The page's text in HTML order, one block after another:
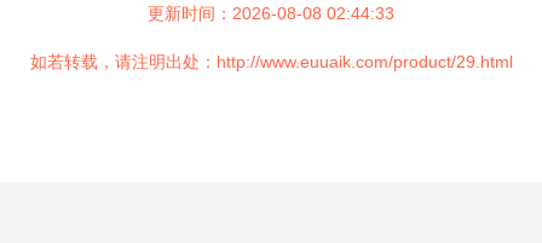
更新时间：2026-08-08 02:44:33
如若转载，请注明出处：http://www.euuaik.com/product/29.html